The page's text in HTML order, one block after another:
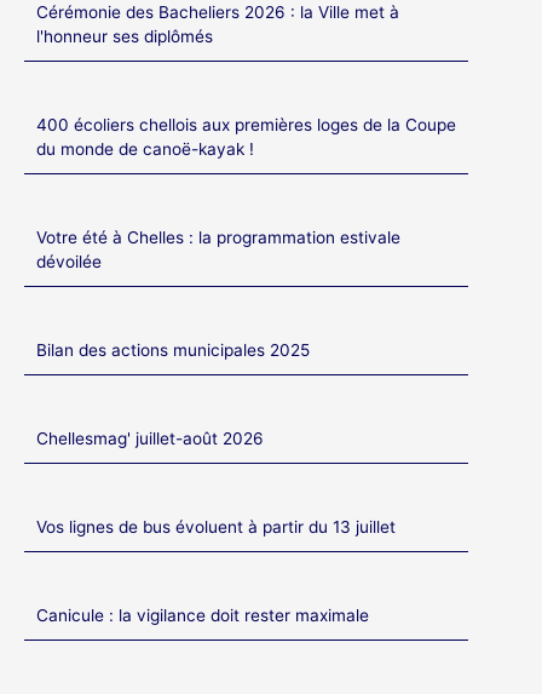
Cérémonie des Bacheliers 2026 : la Ville met à
l'honneur ses diplômés
400 écoliers chellois aux premières loges de la Coupe
du monde de canoë-kayak !
Votre été à Chelles : la programmation estivale
dévoilée
Bilan des actions municipales 2025
Chellesmag' juillet-août 2026
Vos lignes de bus évoluent à partir du 13 juillet
Canicule : la vigilance doit rester maximale